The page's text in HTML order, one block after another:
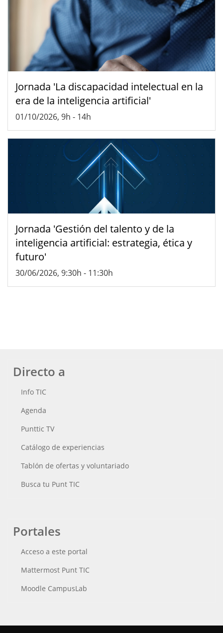
Jornada 'La discapacidad intelectual en la
era de la inteligencia artificial'
01/10/2026, 9h - 14h
Jornada 'Gestión del talento y de la
inteligencia artificial: estrategia, ética y
futuro'
30/06/2026, 9:30h - 11:30h
Directo a
Info TIC
Agenda
Punttic TV
Catálogo de experiencias
Tablón de ofertas y voluntariado
Busca tu Punt TIC
Portales
Acceso a este portal
Mattermost Punt TIC
Moodle CampusLab